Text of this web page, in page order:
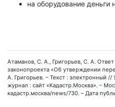
на оборудование деньги
Атаманов, С. А., Григорьев, С. А.
законопроекта «Об утверждении
А. Григорьев. – Текст : электронный
журнал : сайт «Кадастр.Москва». –
кадастр.москва/news/730. – Дата